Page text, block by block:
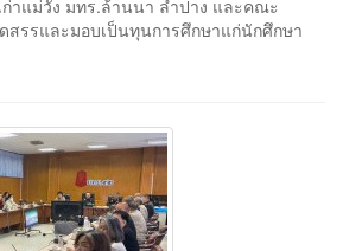
าแม่วัง มทร.ล้านนา ลำปาง และคณะ
สรรและมอบเป็นทุนการศึกษาแก่นักศึกษา